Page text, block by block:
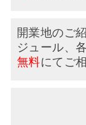
開業地のご
ジュール、
無料にてご